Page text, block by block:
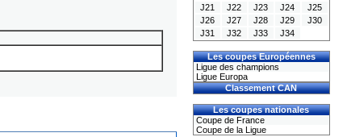
J21
J22 J23 J24
J25
J26
J27 J28 J29
J30
J31
J32 J33 J34
Les coupes Européennes
Ligue des champions
Ligue Europa
Classement CAN
Les coupes nationales
Coupe de France
Coupe de la Ligue